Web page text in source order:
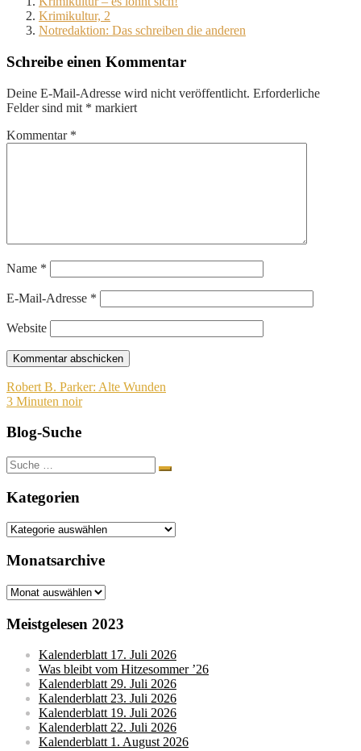
Krimikultur, 2
Notredaktion: Das schreiben die anderen
Schreibe einen Kommentar
Deine E-Mail-Adresse wird nicht veröffentlicht. Erforderliche
Felder sind mit * markiert
Kommentar *
Name *
E-Mail-Adresse *
Website
Beitragsnavigation
Robert B. Parker: Alte Wunden
3 Minuten noir
Blog-Suche
Suche
nach:
Kategorien
Kategorien
Monatsarchive
Monatsarchive
Meistgelesen 2023
Kalenderblatt 17. Juli 2026
Was bleibt vom Hitzesommer ’26
Kalenderblatt 29. Juli 2026
Kalenderblatt 23. Juli 2026
Kalenderblatt 19. Juli 2026
Kalenderblatt 22. Juli 2026
Kalenderblatt 1. August 2026